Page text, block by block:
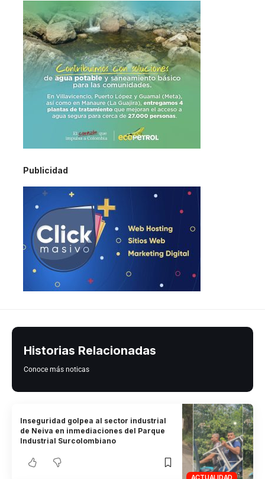
Publicidad
Historias Relacionadas
Conoce más noticas
ACTUALIDAD
Inseguridad golpea al sector industrial
de Neiva en inmediaciones del Parque
Industrial Surcolombiano